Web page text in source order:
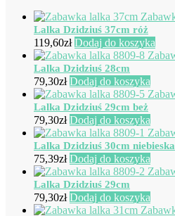
Lalka Dzidziuś 37cm róż
119,60zł Dodaj do koszyka
Lalka Dzidziuś 28cm
79,30zł Dodaj do koszyka
Lalka Dzidziuś 29cm beż
79,30zł Dodaj do koszyka
Lalka Dzidziuś 30cm niebieska
75,39zł Dodaj do koszyka
Lalka Dzidziuś 29cm
79,30zł Dodaj do koszyka